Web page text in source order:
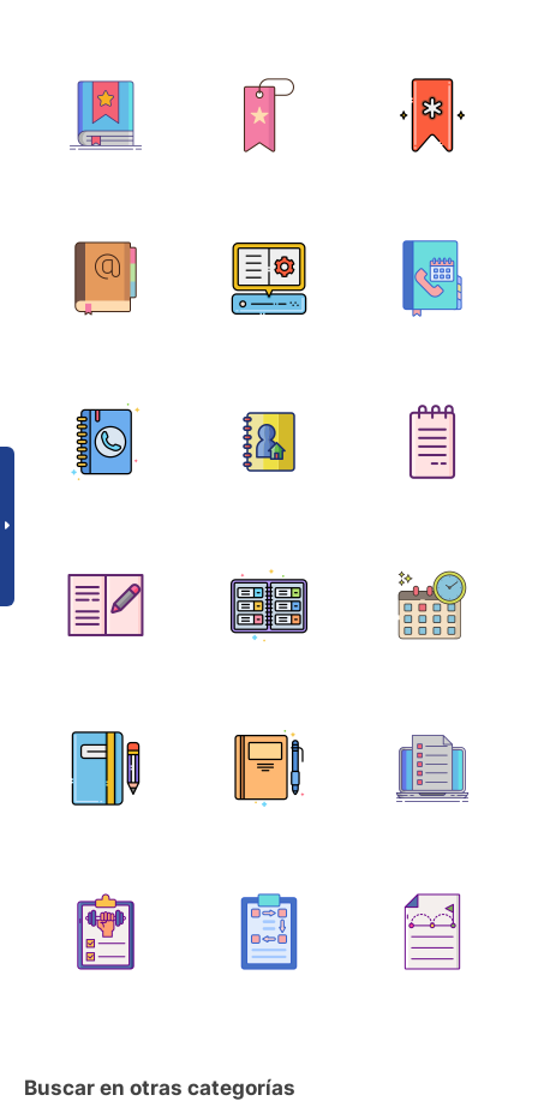
Buscar en otras categorías